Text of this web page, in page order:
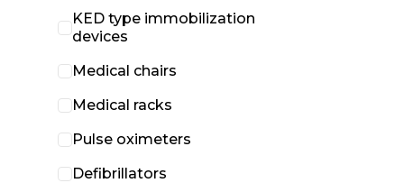
KED type immobilization
devices
Medical chairs
Medical racks
Pulse oximeters
Defibrillators